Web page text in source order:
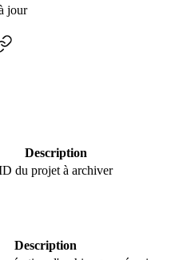
jour
Description
du projet à archiver
Description